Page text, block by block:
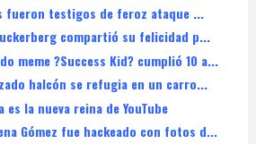
fueron testigos de feroz ataque ...
compartió su felicidad p...
meme ?Success Kid? cumplió 10 a...
halcón se refugia en un carro...
la nueva reina de YouTube
Gómez fue hackeado con fotos d...